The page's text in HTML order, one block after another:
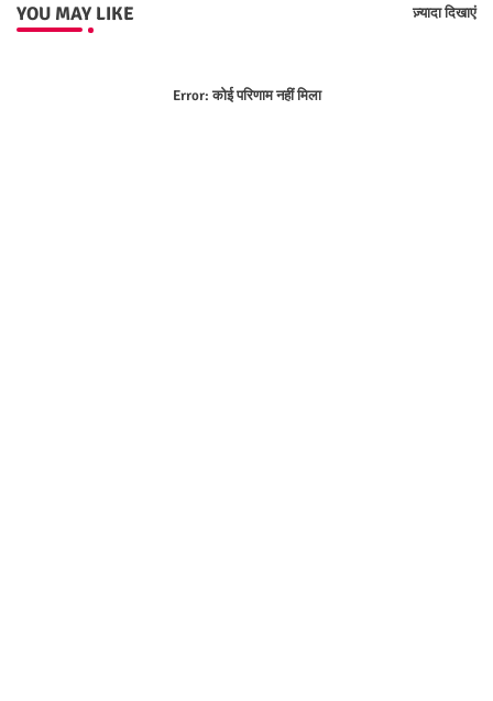
YOU MAY LIKE ज़्यादा दिखाएं
Error:कोई परिणाम नहीं मिला